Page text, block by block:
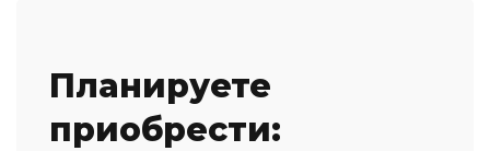
Планируете
приобрести: